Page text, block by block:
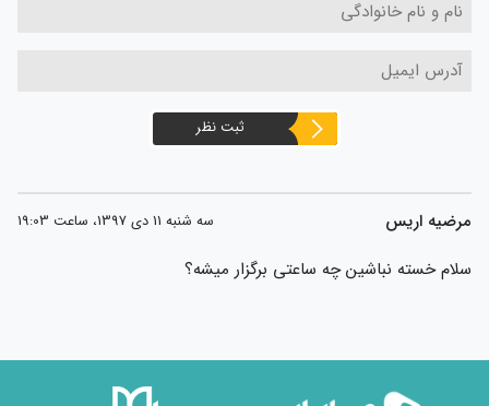
ثبت نظر
مرضيه اريس سه شنبه 11 دی 1397، ساعت 19:03
سلام خسته نباشین چه ساعتی برگزار میشه؟